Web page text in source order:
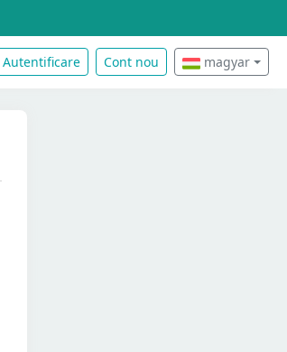
Autentificare Cont nou magyar